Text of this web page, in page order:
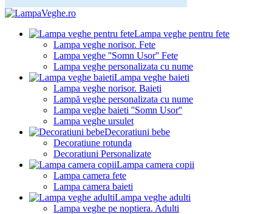
Lampa veghe pentru fete
Lampa veghe norisor. Fete
Lampa veghe ''Somn Usor'' Fete
Lampa veghe personalizata cu nume
Lampa veghe baieti
Lampa veghe norisor. Baieti
Lampă veghe personalizata cu nume
Lampa veghe baieti ''Somn Usor''
Lampa veghe ursulet
Decoratiuni bebe
Decoratiune rotunda
Decoratiuni Personalizate
Lampa camera copii
Lampa camera fete
Lampa camera baieti
Lampa veghe adulti
Lampa veghe pe noptiera. Adulti